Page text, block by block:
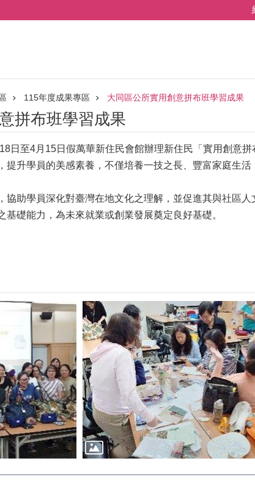
115年度成果專區 大同區公所實用創意拼布班學習成果
拼布班學習成果
日至4月15日假萬華新住民會館辦理新住民「實用創意
提升學員的美感素養，不僅培養一技之長、豐富家庭生
協助學員深化對臺灣在地文化之理解，並促進其與社區
基礎能力，為未來就業或創業發展奠定良好基礎。